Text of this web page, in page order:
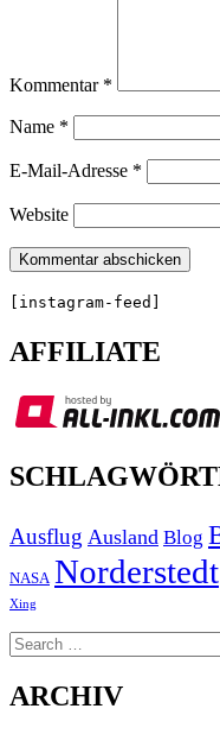
Kommentar *
Name *
E-Mail-Adresse *
Website
[instagram-feed]
AFFILIATE
Ausflug Ausland Blog
NASA Norderstedt
Xing
for:
ARCHIV